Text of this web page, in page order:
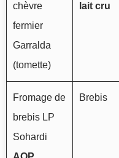
chèvre
fermier
Garralda
(tomette)
lait cru
Fromage de
brebis LP
Sohardi
Brebis